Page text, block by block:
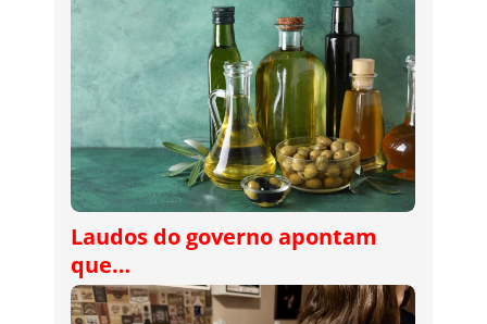
Laudos do governo apontam
que…